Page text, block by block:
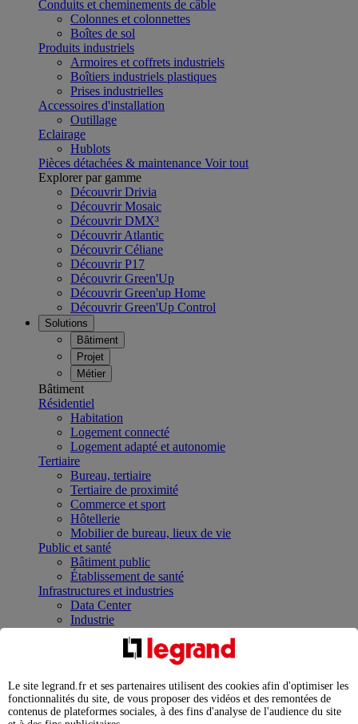
Conduits et cheminements de câble
Colonnes et colonnettes
Boîtes de sol
Produits industriels
Armoires et coffrets industriels
Boîtiers industriels plastiques
Prises industrielles
Accessoires d'installation
Outillage
Eclairage
Hublots
Pièces détachées & maintenance Voir tout
Explorer par gamme
Découvrir Drivia
Découvrir Mosaic
Découvrir DMX³
Découvrir Atlantic
Découvrir Céliane
Découvrir P17
Découvrir Green'Up
Découvrir Green'up Home
Découvrir Green'Up Control
Solutions
Bâtiment
Projet
Métier
Bâtiment
Résidentiel
Habitation
Logement connecté
Logement adapté et autonomie
Tertiaire
Bureau, tertiaire
Tertiaire de proximité
Commerce et sport
Hôtellerie
Mobilier de bureau, lieux de vie
Public et santé
Bâtiment public
Établissement de santé
Infrastructures et industries
Data Center
Industrie
Infrastructures
Contrôler et planifier le fonctionnement des appareils
Répartir et optimiser son tableau électrique
Legrand Data Center Solutions : concentrer les
expertises au service de vos performances
Le site legrand.fr et ses partenaires utilisent des cookies afin d'optimiser les
fonctionnalités du site, de vous proposer des vidéos et des remontées de
contenus de plateformes sociales, à des fins d'analyse de l'audience du site